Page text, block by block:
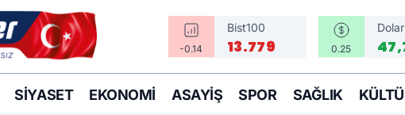
-0.14
Bist100
13.779 0.25
Dolar
SIYASET EKONOMI ASAYIŞ SPOR SAĞLIK